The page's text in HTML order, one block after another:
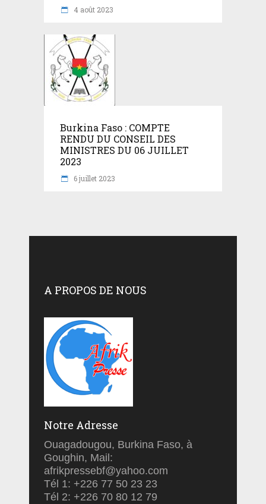
4 août 2023
Burkina Faso : COMPTE
RENDU DU CONSEIL DES
MINISTRES DU 06 JUILLET
2023
6 juillet 2023
A PROPOS DE NOUS
Notre Adresse
Ouagadougou, Burkina Faso, à
Goughin, Mail:
afrikpressebf@yahoo.com
Tél 1: +226 77 50 23 23
Tél 2: +226 70 80 12 79